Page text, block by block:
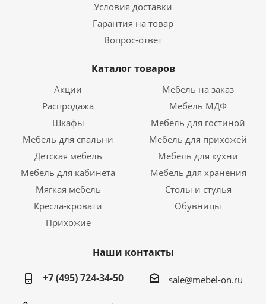
Условия доставки
Гарантия на товар
Вопрос-ответ
Каталог товаров
Акции
Мебель на заказ
Распродажа
Мебель МДФ
Шкафы
Мебель для гостиной
Мебель для спальни
Мебель для прихожей
Детская мебель
Мебель для кухни
Мебель для кабинета
Мебель для хранения
Мягкая мебель
Столы и стулья
Кресла-кровати
Обувницы
Прихожие
Наши контакты
+7 (495) 724-34-50
sale@mebel-on.ru